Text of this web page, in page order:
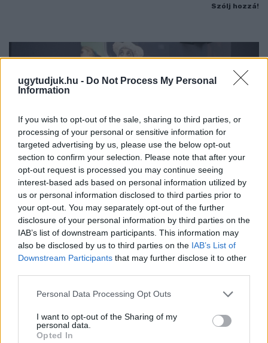
ugytudjuk.hu - Do Not Process My Personal
Information
If you wish to opt-out of the sale, sharing to third parties, or
processing of your personal or sensitive information for
targeted advertising by us, please use the below opt-out
section to confirm your selection. Please note that after your
opt-out request is processed you may continue seeing
interest-based ads based on personal information utilized by
us or personal information disclosed to third parties prior to
your opt-out. You may separately opt-out of the further
disclosure of your personal information by third parties on the
IAB’s list of downstream participants. This information may
also be disclosed by us to third parties on the IAB’s List of
Downstream Participants that may further disclose it to other
Please note that this website/app uses one or more Google
not limited to your visit or usage behaviour. You may click to
grant or deny consent to Google and its third-party tags to
Personal Data Processing Opt Outs
I want to opt-out of the Sharing of my
personal data.
Opted In
Szólj hozzá!
A BAROKK ÖSSZES ÁRNYALATA ÉS MÉG EGY SOR
KIVÁLÓ PROGRAM VÁR MINDENKIT EZEN A HÉTVÉGÉN
GYŐRBEN
Szólj hozzá!